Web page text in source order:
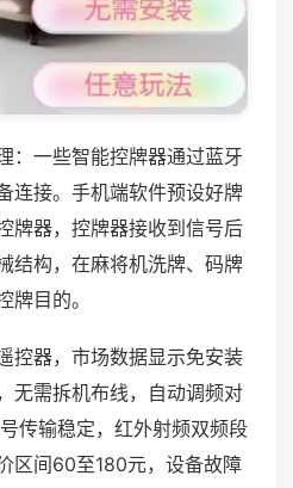
：一些智能控牌器通过蓝牙
连接。手机端软件预设好牌
牌器，控牌器接收到信号后
结构，在麻将机洗牌、码牌
牌目的。
控器，市场数据显示免安装
无需拆机布线，自动调频对
传输稳定，红外射频双频段
区间60至180元，设备故障